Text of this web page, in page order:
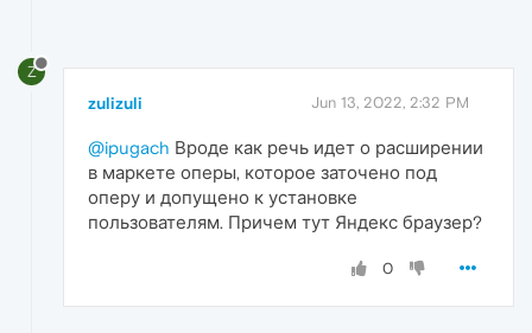
Z
zulizuli Jun 13, 2022, 2:32 PM
@ipugach Вроде как речь идет о расширении
в маркете оперы, которое заточено под
оперу и допущено к установке
пользователям. Причем тут Яндекс браузер?
0